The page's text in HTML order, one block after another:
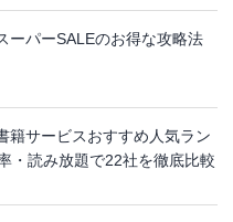
ーパーSALEのお得な攻略法
籍サービスおすすめ人気ラン
・読み放題で22社を徹底比較